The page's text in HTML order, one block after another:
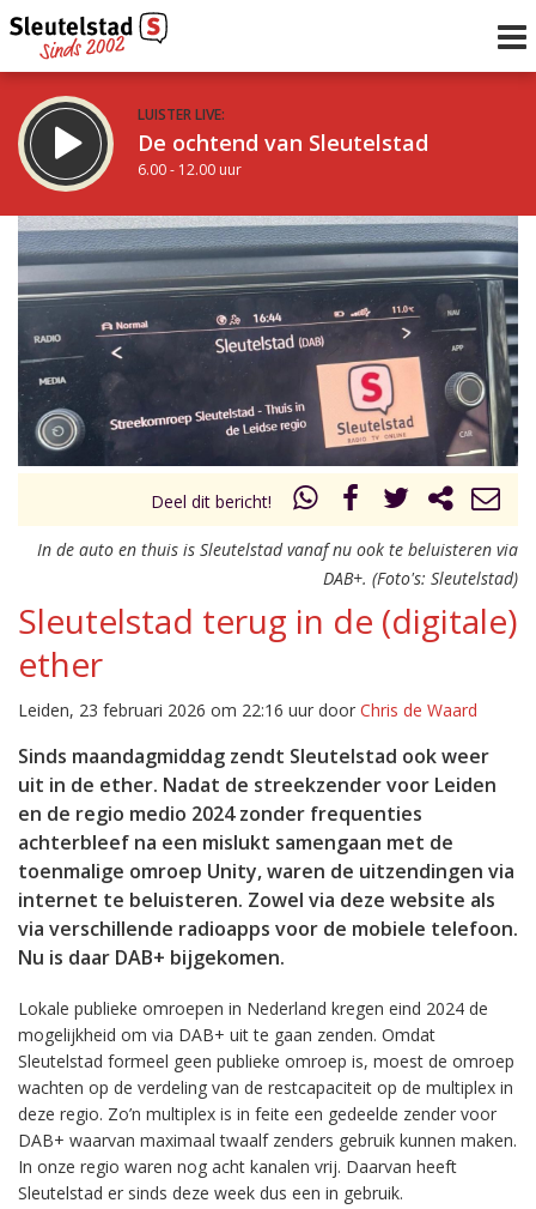
LUISTER LIVE:
De ochtend van Sleutelstad
6.00 - 12.00 uur
STRAKS:
De middag van Sleutelstad
12.00 - 18.00 uur
Vorig uur
uur 1 van 0 Volgend uur
Deel dit bericht!
In de auto en thuis is Sleutelstad vanaf nu ook te beluisteren via
DAB+. (Foto's: Sleutelstad)
Sleutelstad terug in de (digitale)
ether
Leiden, 23 februari 2026 om 22:16 uur door Chris de Waard
Sinds maandagmiddag zendt Sleutelstad ook weer
uit in de ether. Nadat de streekzender voor Leiden
en de regio medio 2024 zonder frequenties
achterbleef na een mislukt samengaan met de
toenmalige omroep Unity, waren de uitzendingen via
internet te beluisteren. Zowel via deze website als
via verschillende radioapps voor de mobiele telefoon.
Nu is daar DAB+ bijgekomen.
Lokale publieke omroepen in Nederland kregen eind 2024 de
mogelijkheid om via DAB+ uit te gaan zenden. Omdat
Sleutelstad formeel geen publieke omroep is, moest de omroep
wachten op de verdeling van de restcapaciteit op de multiplex in
deze regio. Zo’n multiplex is in feite een gedeelde zender voor
DAB+ waarvan maximaal twaalf zenders gebruik kunnen maken.
In onze regio waren nog acht kanalen vrij. Daarvan heeft
Sleutelstad er sinds deze week dus een in gebruik.